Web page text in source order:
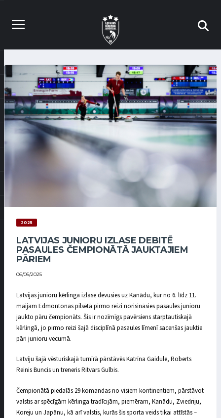
2025
LATVIJAS JUNIORU IZLASE DEBITĒ
PASAULES ČEMPIONĀTĀ JAUKTAJIEM
PĀRIEM
06/05/2025
Latvijas junioru kērlinga izlase devusies uz Kanādu, kur no 6. līdz 11.
maijam Edmontonas pilsētā pirmo reizi norisināsies pasaules junioru
jaukto pāru čempionāts. Šis ir nozīmīgs pavērsiens starptautiskajā
kērlingā, jo pirmo reizi šajā disciplīnā pasaules līmenī sacenšas jauktie
pāri junioru vecumā.
Latviju šajā vēsturiskajā turnīrā pārstāvēs Katrīna Gaidule, Roberts
Reinis Buncis un treneris Ritvars Gulbis.
Čempionātā piedalās 29 komandas no visiem kontinentiem, pārstāvot
valstis ar spēcīgām kērlinga tradīcijām, piemēram, Kanādu, Zviedriju,
Koreju un Japānu, kā arī valstis, kurās šis sporta veids tikai attīstās –